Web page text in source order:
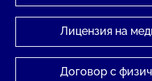
Лицензия на
Договор с